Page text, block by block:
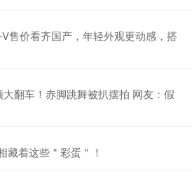
售价看齐国产，年轻外观更动感，搭
翻车！赤脚跳舞被扒摆拍 网友：假
藏着这些＂彩蛋＂！